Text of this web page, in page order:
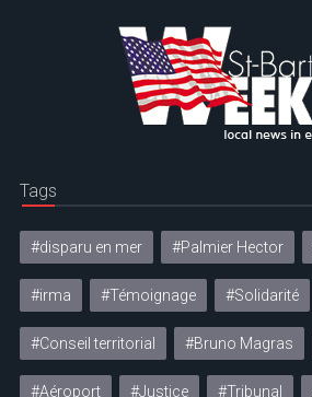
Tags
#disparu en mer #Palmier Hector
#irma #Témoignage #Solidarité
#Conseil territorial #Bruno Magras
#Aéroport #Justice #Tribunal